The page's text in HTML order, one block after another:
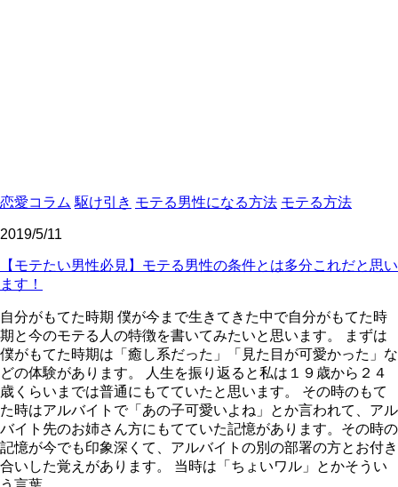
恋愛コラム 駆け引き モテる男性になる方法 モテる方法
2019/5/11
【モテたい男性必見】モテる男性の条件とは多分これだと思い
ます！
自分がもてた時期 僕が今まで生きてきた中で自分がもてた時
期と今のモテる人の特徴を書いてみたいと思います。 まずは
僕がもてた時期は「癒し系だった」「見た目が可愛かった」な
どの体験があります。 人生を振り返ると私は１９歳から２４
歳くらいまでは普通にもてていたと思います。 その時のもて
た時はアルバイトで「あの子可愛いよね」とか言われて、アル
バイト先のお姉さん方にもてていた記憶があります。その時の
記憶が今でも印象深くて、アルバイトの別の部署の方とお付き
合いした覚えがあります。 当時は「ちょいワル」とかそうい